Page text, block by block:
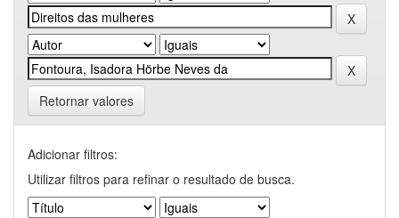
Retornar valores
Adicionar filtros:
Utilizar filtros para refinar o resultado de busca.